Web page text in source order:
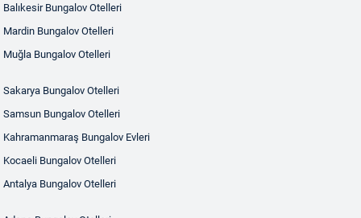
Balıkesir Bungalov Otelleri
Mardin Bungalov Otelleri
Muğla Bungalov Otelleri
Sakarya Bungalov Otelleri
Samsun Bungalov Otelleri
Kahramanmaraş Bungalov Evleri
Kocaeli Bungalov Otelleri
Antalya Bungalov Otelleri